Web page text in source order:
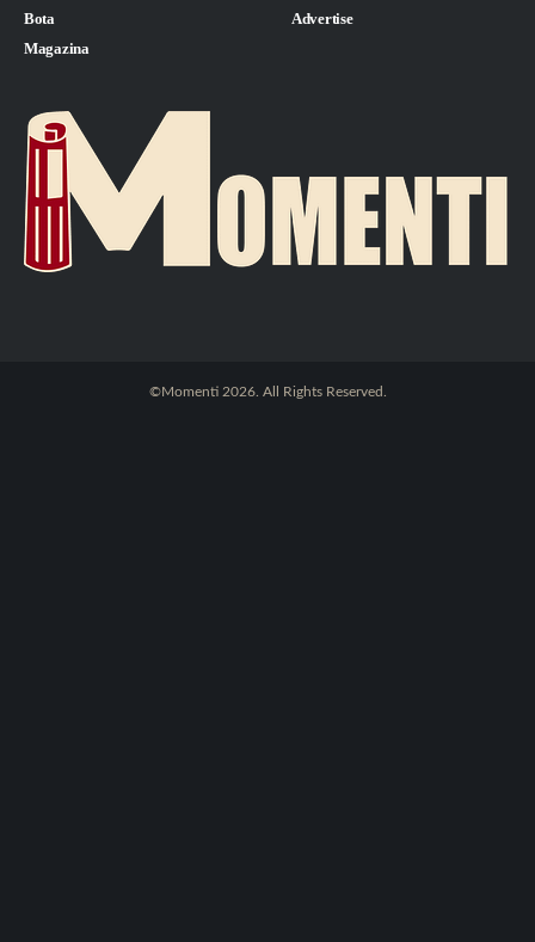
Bota
Magazina
Advertise
©Momenti 2026. All Rights Reserved.